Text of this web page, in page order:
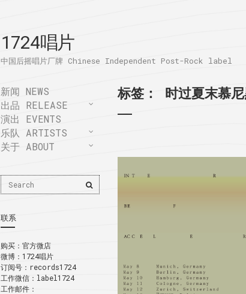
1724唱片
中国后摇唱片厂牌 Chinese Independent Post-Rock label
新闻 NEWS
出品 RELEASE
演出 EVENTS
乐队 ARTISTS
关于 ABOUT
Search
for:
Search
联系
购买： 官方微店
微博： 1724唱片
订阅号：records1724
工作微信：label1724
工作邮件：
标签： 时过夏末慕